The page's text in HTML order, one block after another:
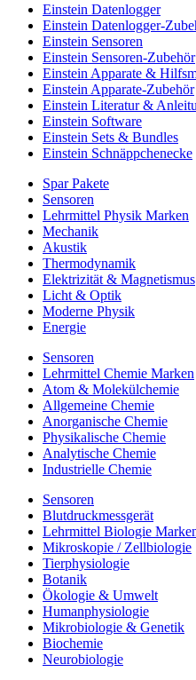
Einstein Datenlogger
Einstein Datenlogger-
Einstein Sensoren
Einstein Sensoren-Zubehör
Einstein Apparate &
Einstein Apparate-Zubehör
Einstein Literatur &
Einstein Software
Einstein Sets & Bundles
Einstein Schnäppchenecke
Spar Pakete
Sensoren
Lehrmittel Physik Marken
Mechanik
Akustik
Thermodynamik
Elektrizität & Magnetismus
Licht & Optik
Moderne Physik
Energie
Sensoren
Lehrmittel Chemie Marken
Atom & Molekülchemie
Allgemeine Chemie
Anorganische Chemie
Physikalische Chemie
Analytische Chemie
Industrielle Chemie
Sensoren
Blutdruckmessgerät
Lehrmittel Biologie
Mikroskopie / Zellbiologie
Tierphysiologie
Botanik
Ökologie & Umwelt
Humanphysiologie
Mikrobiologie & Genetik
Biochemie
Neurobiologie